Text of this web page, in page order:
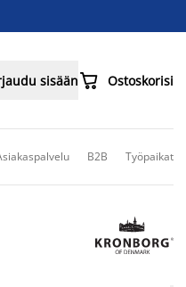
sisään Ostoskorisi
B2B Työpaikat